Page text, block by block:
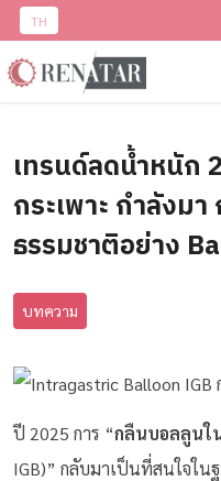
TH
เทรนด์ลดน้ำหนัก
กระเพาะ กำลังม
ธรรมชาติอย่าง
บทความ
ปี 2025 การ “กลืนบอลลูนใ
IGB)” กลับมาเป็นที่สนใจใ